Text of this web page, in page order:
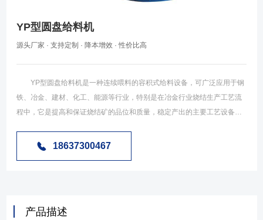
YP型圆盘给料机
源头厂家 · 支持定制 · 降本增效 · 性价比高
YP型圆盘给料机是一种连续喂料的容积式给料设备，可广泛应用于钢
铁、冶金、建材、化工、能源等行业，特别是在冶金行业烧结生产工艺流
程中，它是提高和保证烧结矿的品位和质量，稳定产出的主要工艺设备，
斗仓等储存装置的卸料口，依靠物料的重力作用和给料机工作机构的强制
理。 YP型圆盘给料机是由落料套筒、支撑转盘、回转支撑、啮合齿
18637300467
产品描述